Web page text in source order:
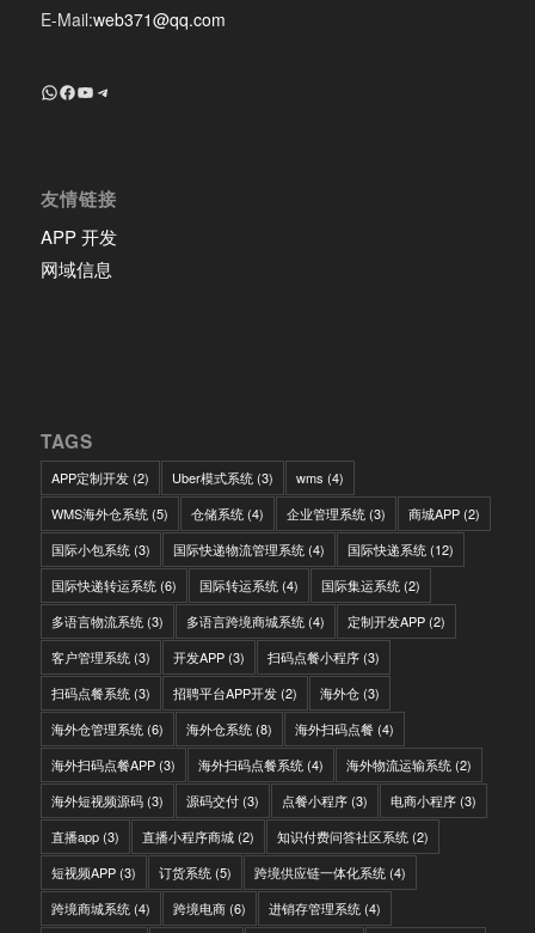
E-Mail:web371@qq.com
+8618639018603
Facebook
YouTube
Telegram
友情链接
APP 开发
网域信息
TAGS
APP定制开发(2) Uber模式系统(3) wms (4)
WMS海外仓系统(5) 仓储系统(4) 企业管理系统(3) 商城APP(2)
国际小包系统(3) 国际快递物流管理系统(4) 国际快递系统(12)
国际快递转运系统(6) 国际转运系统(4) 国际集运系统(2)
多语言物流系统(3) 多语言跨境商城系统(4) 定制开发APP(2)
客户管理系统(3) 开发APP(3) 扫码点餐小程序(3)
扫码点餐系统(3) 招聘平台APP开发(2) 海外仓(3)
海外仓管理系统(6) 海外仓系统(8) 海外扫码点餐(4)
海外扫码点餐APP(3) 海外扫码点餐系统(4) 海外物流运输系统(2)
海外短视频源码(3) 源码交付(3) 点餐小程序(3) 电商小程序(3)
直播app(3) 直播小程序商城(2) 知识付费问答社区系统(2)
短视频APP(3) 订货系统(5) 跨境供应链一体化系统(4)
跨境商城系统(4) 跨境电商(6) 进销存管理系统(4)